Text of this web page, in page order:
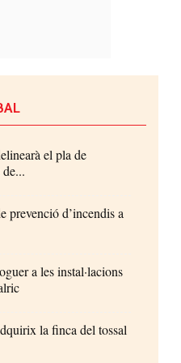
el pla de
prevenció d’incendis a
a les instal·lacions
la finca del tossal